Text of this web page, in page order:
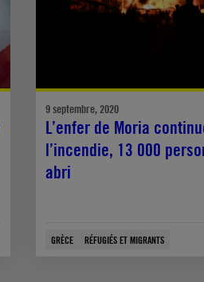
9 septembre, 2020
L’enfer de Moria
l’incendie, 13 000
abri
GRÈCE RÉFUGIÉS ET MIGRANTS